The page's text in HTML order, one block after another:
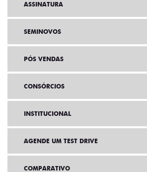
ASSINATURA
SEMINOVOS
PÓS VENDAS
CONSÓRCIOS
INSTITUCIONAL
AGENDE UM TEST DRIVE
COMPARATIVO